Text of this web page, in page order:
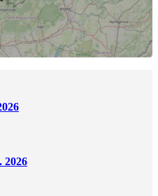
2026